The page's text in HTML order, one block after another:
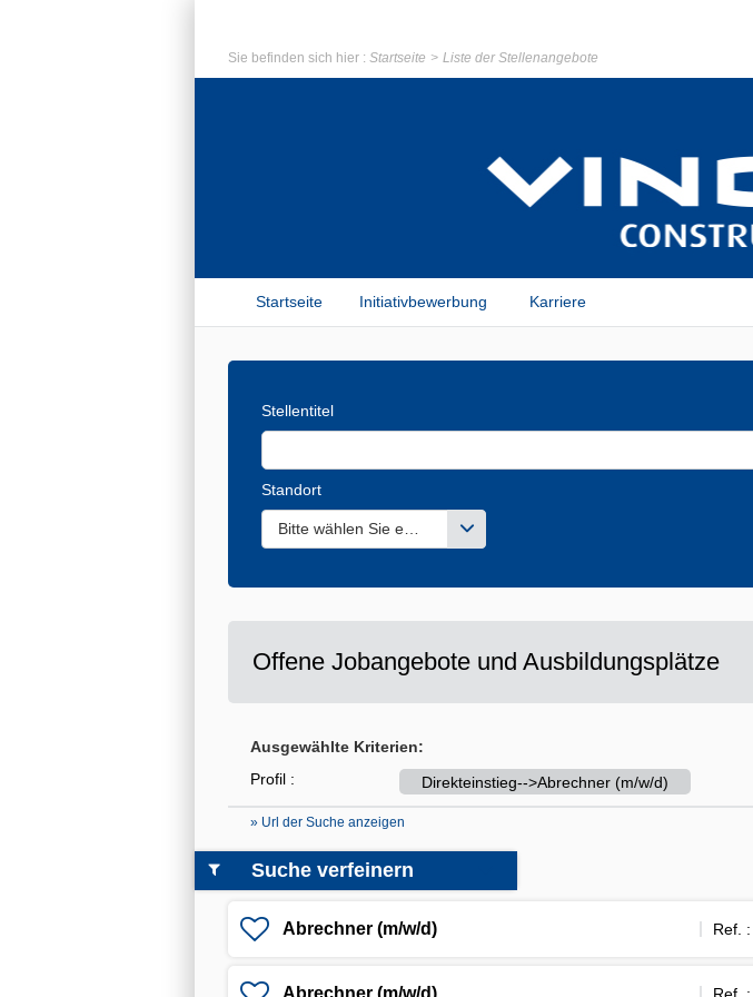
Sie befinden sich hier : Startseite Liste der Stellenangebote
Startseite Initiativbewerbung Karriere
Stellentitel
Standort
Bitte wählen Sie einen oder mehrere Werte aus
Offene Jobangebote und Ausbildungsplätze
Ausgewählte Kriterien:
Profil :
Direkteinstieg-->Abrechner (m/w/d)
» Url der Suche anzeigen
Abrechner (m/w/d) Ref.
Abrechner (m/w/d)
Suche verfeinern